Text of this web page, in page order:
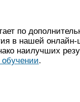
по
в нашей
наилучших
.